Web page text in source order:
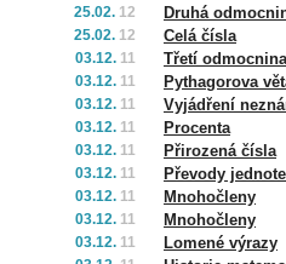
25.02. 12 Druhá
25.02. 12 Celá čísla
03.12. 11 Třetí odmocnina
03.12. 11 Pythagorova
03.12. 11 Vyjádření
03.12. 11 Procenta
03.12. 11 Přirozená čísla
03.12. 11 Převody
03.12. 11 Mnohočleny
03.12. 11 Mnohočleny
03.12. 11 Lomené výrazy